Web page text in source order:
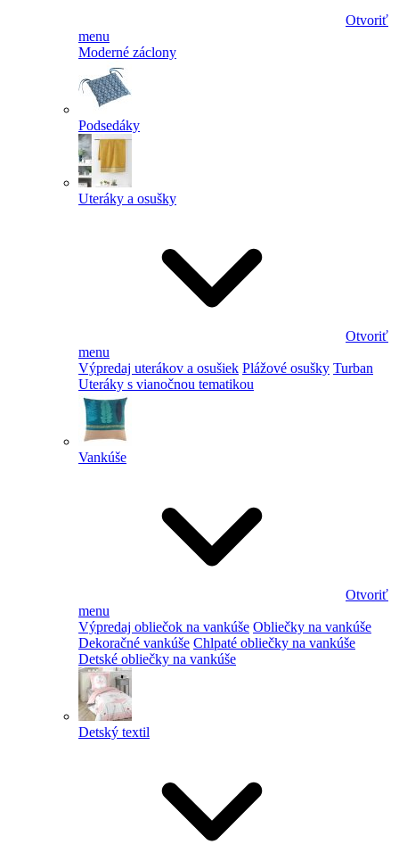
Otvoriť
menu
Moderné záclony
Podsedáky
Uteráky a osušky
Otvoriť
menu
Výpredaj uterákov a osušiek Plážové osušky Turban
Uteráky s vianočnou tematikou
Vankúše
Otvoriť
menu
Výpredaj obliečok na vankúše Obliečky na vankúše
Dekoračné vankúše Chlpaté obliečky na vankúše
Detské obliečky na vankúše
Detský textil